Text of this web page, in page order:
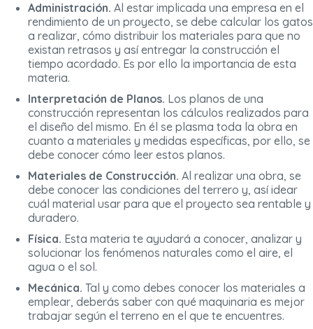
Administración. Al estar implicada una empresa en el
rendimiento de un proyecto, se debe calcular los gatos
a realizar, cómo distribuir los materiales para que no
existan retrasos y así entregar la construcción el
tiempo acordado. Es por ello la importancia de esta
materia.
Interpretación de Planos. Los planos de una
construcción representan los cálculos realizados para
el diseño del mismo. En él se plasma toda la obra en
cuanto a materiales y medidas específicas, por ello, se
debe conocer cómo leer estos planos.
Materiales de Construcción. Al realizar una obra, se
debe conocer las condiciones del terrero y, así idear
cuál material usar para que el proyecto sea rentable y
duradero.
Física. Esta materia te ayudará a conocer, analizar y
solucionar los fenómenos naturales como el aire, el
agua o el sol.
Mecánica. Tal y como debes conocer los materiales a
emplear, deberás saber con qué maquinaria es mejor
trabajar según el terreno en el que te encuentres.